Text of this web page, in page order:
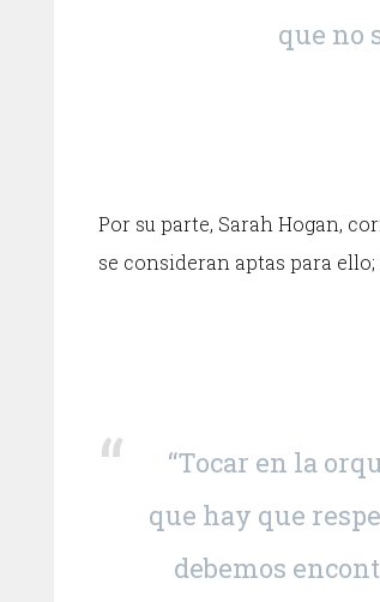
que no
Por su parte, Sarah Hogan,
se consideran aptas para
“Tocar en la
que hay que
debemos